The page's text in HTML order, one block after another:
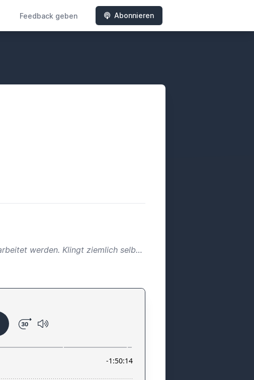
Feedback geben Abonnieren
Die Politik führt Scheindebatten, während in der Justiz täglich echte Probleme bearbeitet werden. Klingt ziemlich selbstgerecht, kommt in Wahlkampf- und Koalitionsverhandlungszeiten der Wahrheit aber doch recht nahe.